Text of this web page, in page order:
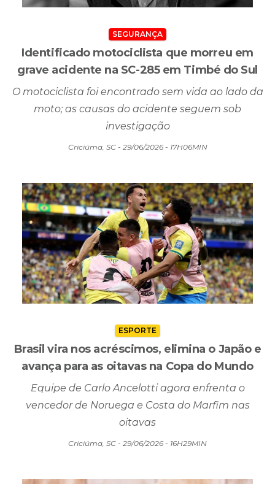
SEGURANÇA
Identificado motociclista que morreu em
grave acidente na SC-285 em Timbé do Sul
O motociclista foi encontrado sem vida ao lado da
moto; as causas do acidente seguem sob
Criciúma, SC - 29/06/2026 - 17H06MIN
ESPORTE
Brasil vira nos acréscimos, elimina o Japão e
avança para as oitavas na Copa do Mundo
Equipe de Carlo Ancelotti agora enfrenta o
vencedor de Noruega e Costa do Marfim nas
Criciúma, SC - 29/06/2026 - 16H29MIN